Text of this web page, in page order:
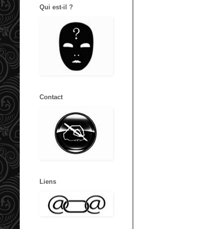
Qui est-il ?
Contact
Liens